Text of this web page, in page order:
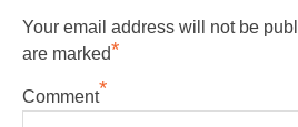
Your email address will not be
are marked*
Comment*